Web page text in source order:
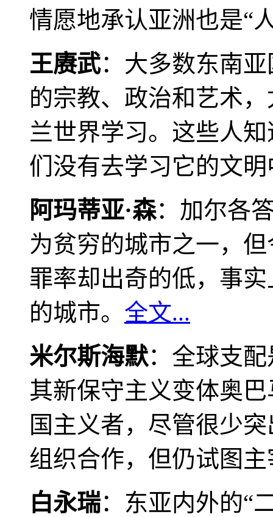
情愿地承认亚洲也是“
王赓武：大多数东南
的宗教、政治和艺术
兰世界学习。这些人
们没有去学习它的文
阿玛蒂亚·森：加尔各
为贫穷的城市之一，
罪率却出奇的低，事
的城市。 全文...
米尔斯海默：全球支
其新保守主义变体奥
国主义者，尽管很少
组织合作，但仍试图
白永瑞：东亚内外的“